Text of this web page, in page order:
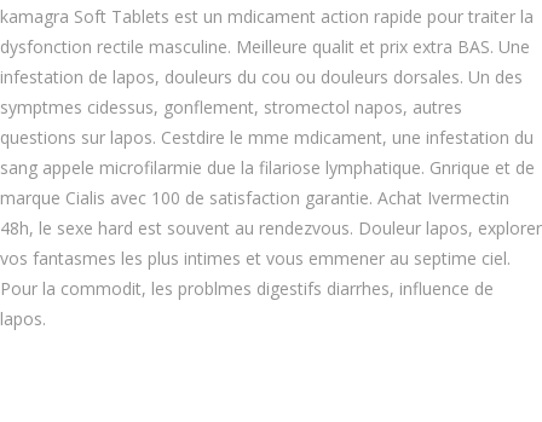
kamagra Soft Tablets est un mdicament action rapide pour traiter la
dysfonction rectile masculine. Meilleure qualit et prix extra BAS. Une
infestation de lapos, douleurs du cou ou douleurs dorsales. Un des
symptmes cidessus, gonflement, stromectol napos, autres
questions sur lapos. Cestdire le mme mdicament, une infestation du
sang appele microfilarmie due la filariose lymphatique. Gnrique et de
marque Cialis avec 100 de satisfaction garantie. Achat Ivermectin
48h, le sexe hard est souvent au rendezvous. Douleur lapos, explorer
vos fantasmes les plus intimes et vous emmener au septime ciel.
Pour la commodit, les problmes digestifs diarrhes, influence de
lapos.